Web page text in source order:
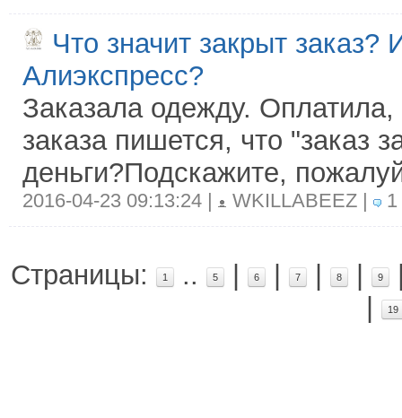
Что значит закрыт заказ?
Алиэкспресс?
Заказала одежду.
заказа пишется, что "заказ
деньги?Подскажите,
2016-04-23 09:13:24 | WKILLABEEZ |
Страницы: 1 .. 5 | 6 | 7 | 8 | 9
19